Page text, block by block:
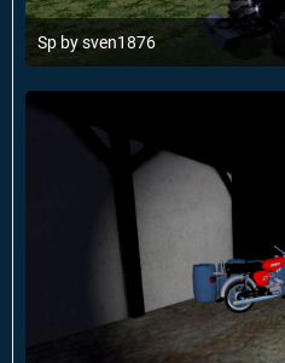
Sp by sven1876
19. Mai 2014 um 12:37